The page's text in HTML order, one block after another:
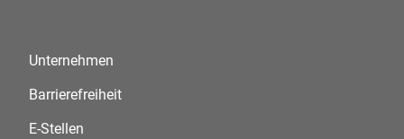
Unternehmen
Barrierefreiheit
E-Stellen